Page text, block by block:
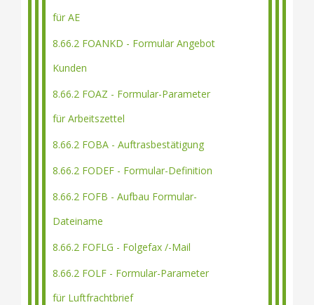
für AE
8.66.2 FOANKD - Formular Angebot
Kunden
8.66.2 FOAZ - Formular-Parameter
für Arbeitszettel
8.66.2 FOBA - Auftrasbestätigung
8.66.2 FODEF - Formular-Definition
8.66.2 FOFB - Aufbau Formular-
Dateiname
8.66.2 FOFLG - Folgefax /-Mail
8.66.2 FOLF - Formular-Parameter
für Luftfrachtbrief